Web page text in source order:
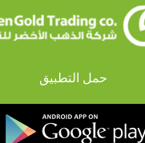
حمل التطبيق